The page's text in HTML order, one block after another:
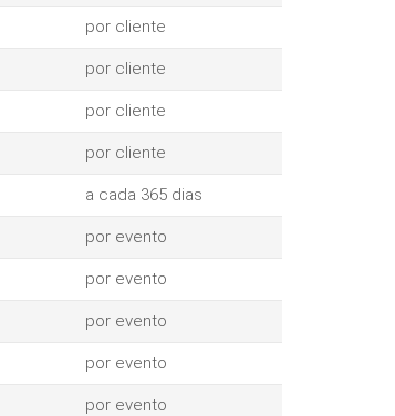
por cliente
por cliente
por cliente
por cliente
a cada 365 dias
por evento
por evento
por evento
por evento
por evento